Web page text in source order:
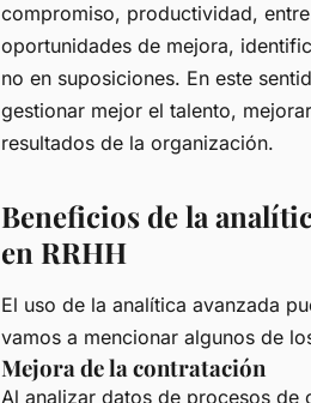
compromiso, productividad,
oportunidades de mejora,
no en suposiciones. En este
gestionar mejor el talento,
resultados de la organización.
Beneficios de la
en RRHH
El uso de la analítica avanzada
vamos a mencionar algunos de
Mejora de la contratación
Al analizar datos de procesos de